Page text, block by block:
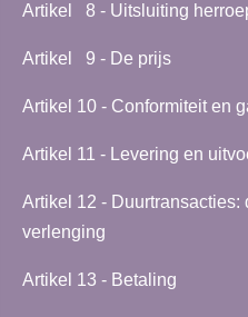
Artikel 8 - Uitsluiting
Artikel 9 - De prijs
Artikel 10 - Conformiteit en
Artikel 11 - Levering en
Artikel 12 - Duurtransacties:
verlenging
Artikel 13 - Betaling